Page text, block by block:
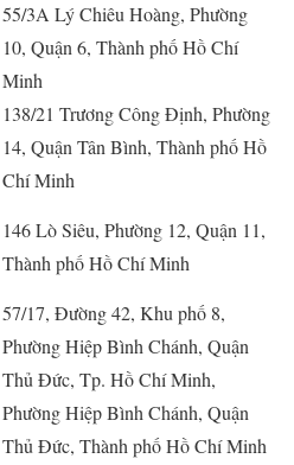
55/3A Lý Chiêu Hoàng, Phường
10, Quận 6, Thành phố Hồ Chí
Minh
138/21 Trương Công Định, Phường
14, Quận Tân Bình, Thành phố Hồ
Chí Minh
146 Lò Siêu, Phường 12, Quận 11,
Thành phố Hồ Chí Minh
57/17, Đường 42, Khu phố 8,
Phường Hiệp Bình Chánh, Quận
Thủ Đức, Tp. Hồ Chí Minh,
Phường Hiệp Bình Chánh, Quận
Thủ Đức, Thành phố Hồ Chí Minh